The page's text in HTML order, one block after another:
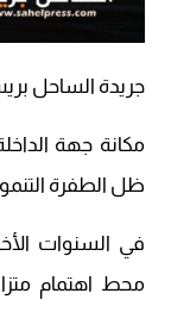
جريدة الساحل
مكانة جهة
ظل الطفرة
في السنوات
محط اهتمام